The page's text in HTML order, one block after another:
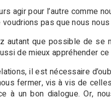
agir pour l’autre comme
pas que nous
autant que possible de
de mieux appréhender ce
il est nécessaire
fermer, vis à vis de
à un bon dialogue. Or,